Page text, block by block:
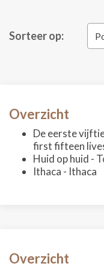
Sorteer op:
Overzicht
De eerste
first fifteen
Huid op huid -
Ithaca - Ithaca
Overzicht